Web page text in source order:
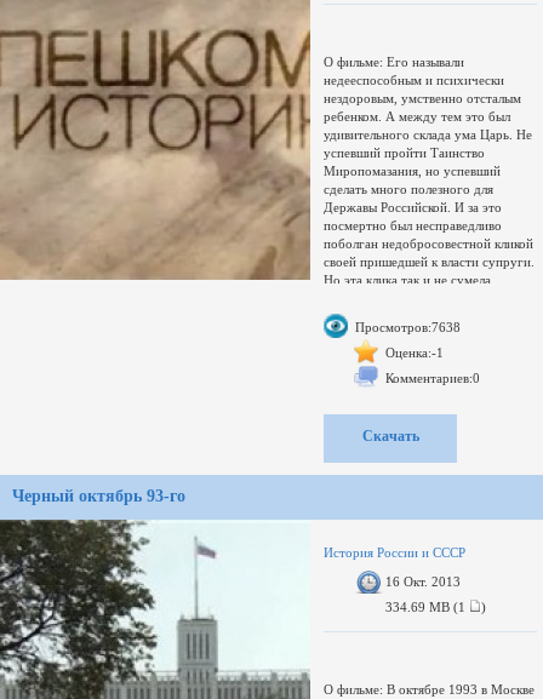
О фильме: Его называли
недееспособным и психически
нездоровым, умственно отсталым
ребенком. А между тем это был
удивительного склада ума Царь. Не
успевший пройти Таинство
Миропомазания, но успевший
сделать много полезного для
Державы Российской. И за это
посмертно был несправедливо
поболган недобросовестной кликой
своей пришедшей к власти супруги.
Но эта клика так и не сумела
справедливое наказание от Павла
Первого
http://i57.fastpic.ru/big/2013/1030/
http://i60.fastpic.ru/big/2013/1030/
Просмотров:7638
Оценка:-1
Комментариев:0
Скачать
Черный октябрь 93-го
История России и СССР
16 Окт. 2013
334.69 MB (1
)
О фильме: В октябре 1993 в Москве